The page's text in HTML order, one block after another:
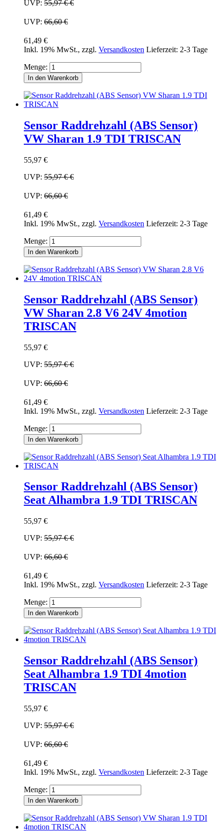
UVP: 55,97 €€
UVP: 66,60 €
61,49 €
Inkl. 19% MwSt., zzgl. Versandkosten Lieferzeit: 2-3 Tage
Menge:
In den Warenkorb
Sensor Raddrehzahl (ABS Sensor)
VW Sharan 1.9 TDI TRISCAN
55,97 €
UVP: 55,97 €€
UVP: 66,60 €
61,49 €
Inkl. 19% MwSt., zzgl. Versandkosten Lieferzeit: 2-3 Tage
Menge:
In den Warenkorb
Sensor Raddrehzahl (ABS Sensor)
VW Sharan 2.8 V6 24V 4motion
TRISCAN
55,97 €
UVP: 55,97 €€
UVP: 66,60 €
61,49 €
Inkl. 19% MwSt., zzgl. Versandkosten Lieferzeit: 2-3 Tage
Menge:
In den Warenkorb
Sensor Raddrehzahl (ABS Sensor)
Seat Alhambra 1.9 TDI TRISCAN
55,97 €
UVP: 55,97 €€
UVP: 66,60 €
61,49 €
Inkl. 19% MwSt., zzgl. Versandkosten Lieferzeit: 2-3 Tage
Menge:
In den Warenkorb
Sensor Raddrehzahl (ABS Sensor)
Seat Alhambra 1.9 TDI 4motion
TRISCAN
55,97 €
UVP: 55,97 €€
UVP: 66,60 €
61,49 €
Inkl. 19% MwSt., zzgl. Versandkosten Lieferzeit: 2-3 Tage
Menge:
In den Warenkorb